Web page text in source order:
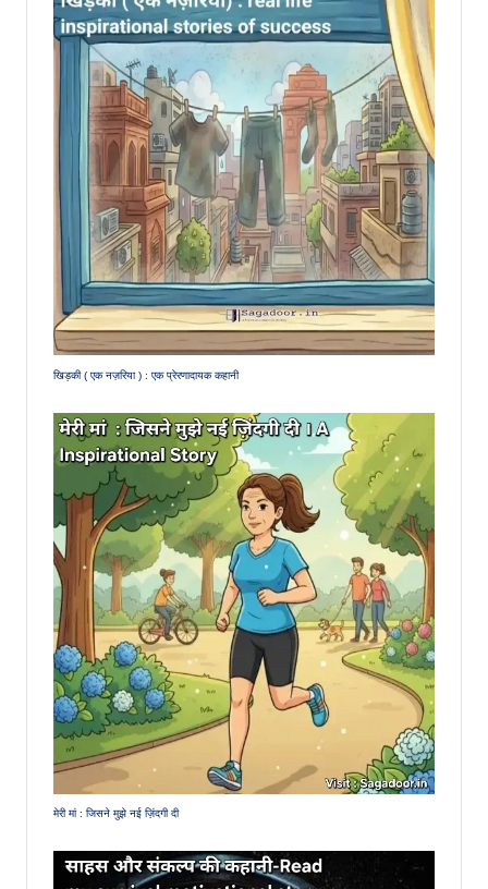
खिड़की ( एक नज़रिया ) : एक प्रेरणादायक कहानी
मेरी मां : जिसने मुझे नई ज़िंदगी दी